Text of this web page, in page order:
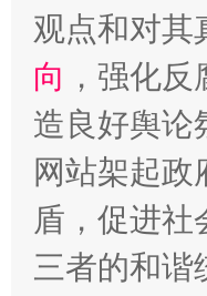
观点和对其
向 ，强化
造良好舆论
网站架起
盾，促进
三者的和谐